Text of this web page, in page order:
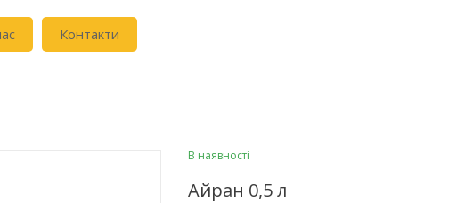
Контакти
В наявності
Айран 0,5 л